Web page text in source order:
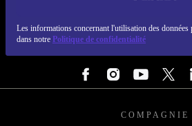
Les informations concernant l'utilisation des
dans notre Politique de confidentialité
COMPAGNIE